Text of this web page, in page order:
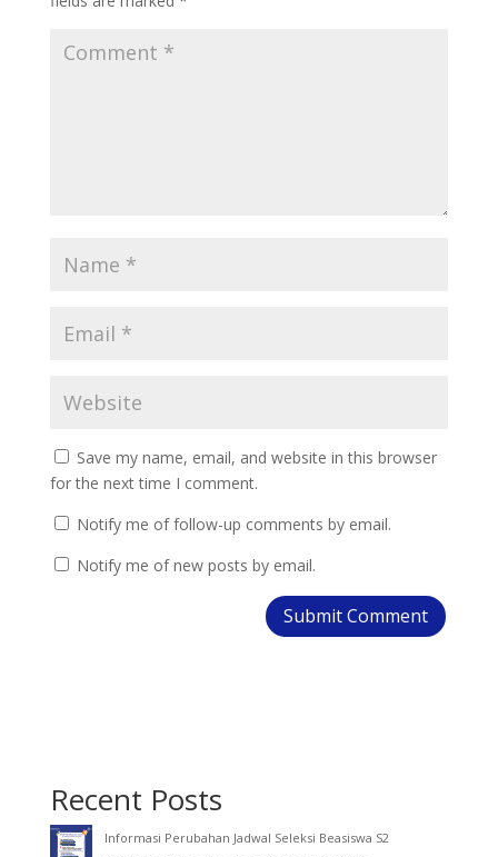
Save my name, email, and website in this browser
for the next time I comment.
Notify me of follow-up comments by email.
Notify me of new posts by email.
Recent Posts
Informasi Perubahan Jadwal Seleksi Beasiswa S2